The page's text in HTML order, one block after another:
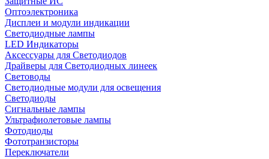
Оптоэлектроника
Дисплеи и модули индикации
Светодиодные лампы
LED Индикаторы
Аксессуары для Светодиодов
Драйверы для Светодиодных линеек
Световоды
Светодиодные модули для освещения
Светодиоды
Сигнальные лампы
Ультрафиолетовые лампы
Фотодиоды
Фототранзисторы
Переключатели